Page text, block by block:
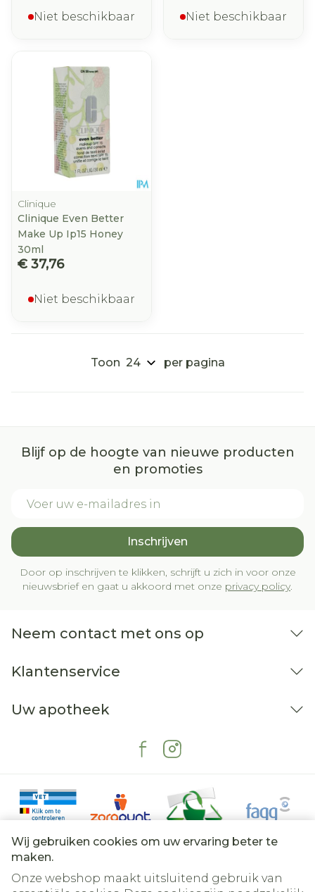
Wij gebruiken cookies om uw ervaring beter te
maken.
Onze webshop maakt uitsluitend gebruik van
Niet beschikbaar Niet beschikbaar
Clinique
Clinique Even Better
Make Up Ip15 Honey
30ml
€ 37,76
Niet beschikbaar
Toon per pagina
Blijf op de hoogte van nieuwe producten
en promoties
Inschrijven
Door op inschrijven te klikken, schrijft u zich in voor onze
nieuwsbrief en gaat u akkoord met onze privacy policy.
Neem contact met ons op
Klantenservice
Uw apotheek